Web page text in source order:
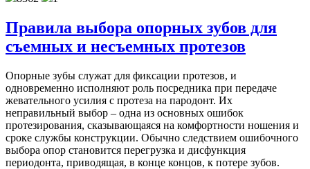
Правила выбора опорных зубов для
съемных и несъемных протезов
Опорные зубы служат для фиксации протезов, и
одновременно исполняют роль посредника при передаче
жевательного усилия с протеза на пародонт. Их
неправильный выбор – одна из основных ошибок
протезирования, сказывающаяся на комфортности ношения и
сроке службы конструкции. Обычно следствием ошибочного
выбора опор становится перегрузка и дисфункция
периодонта, приводящая, в конце концов, к потере зубов.